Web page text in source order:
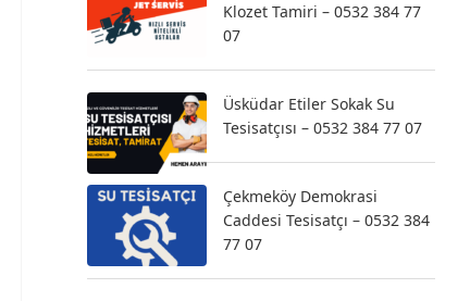
Klozet Tamiri – 0532 384 77
07
Üsküdar Etiler Sokak Su
Tesisatçısı – 0532 384 77 07
Çekmeköy Demokrasi
Caddesi Tesisatçı – 0532 384
77 07